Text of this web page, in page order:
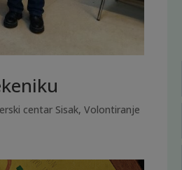
centar Sisak,Volontiranje